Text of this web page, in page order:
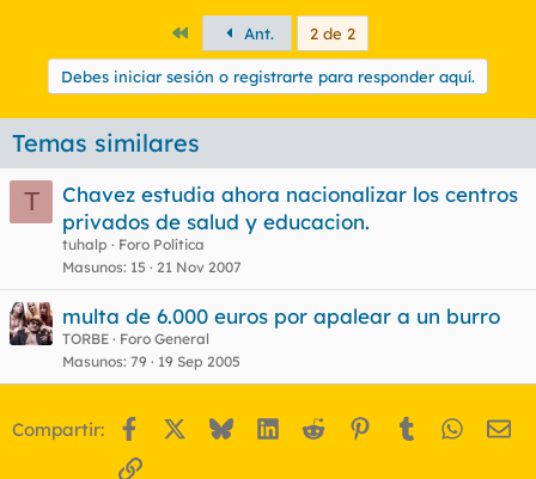
PrimeroAnt. 2 de 2
Debes iniciar sesión o registrarte para responder aquí.
Temas similares
T
Chavez estudia ahora nacionalizar los centros
privados de salud y educacion.
tuhalp
Foro Política
Masunos 15 21 Nov 2007
multa de 6.000 euros por apalear a un burro
TORBE
Foro General
Masunos 79 19 Sep 2005
Compartir: Facebook BlueskyLinkedIn
Reddit Pinterest
Tumblr
Enlace